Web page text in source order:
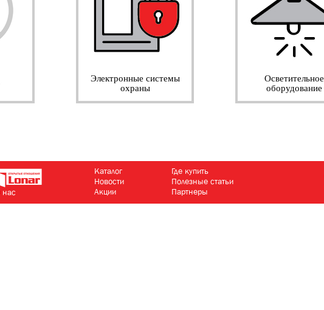
Электронные системы
охраны
Осветительное
оборудование
Каталог
Новости
Акции
Где купить
Полезные статьи
Партнеры